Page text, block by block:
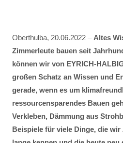
Oberthulba, 20.06.2022 – Altes
Zimmerleute bauen seit
können wir von EYRICH-
großen Schatz an Wissen und
gerade, wenn es um
ressourcensparendes Bauen
Verkleben, Dämmung aus
Beispiele für viele Dinge, die